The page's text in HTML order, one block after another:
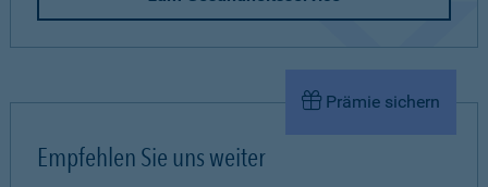
Prämie sichern
Empfehlen Sie uns weiter